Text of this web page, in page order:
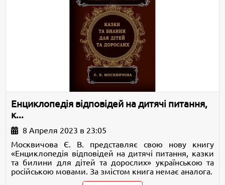
Енциклопедія відповідей на дитячі питання,
к...
8 Апреля 2023 в 23:05
Москвичова Є. В. представляє свою нову книгу
«Енциклопедія відповідей на дитячі питання, казки
та билини для дітей та дорослих» українською та
російською мовами. За змістом книга немає аналога.